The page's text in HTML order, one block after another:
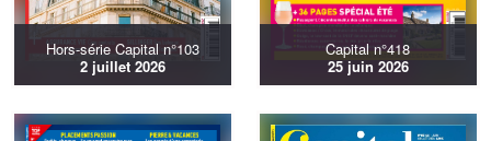
Hors-série Capital n°103
2 juillet 2026
Capital n°418
25 juin 2026